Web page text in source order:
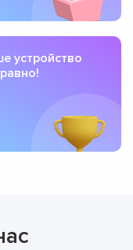
устройство